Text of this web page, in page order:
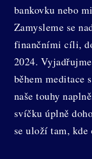
bankovku nebo
Zamysleme se
finančními cíli,
2024.
během meditace
naše touhy
svíčku úplně
se uloží tam,